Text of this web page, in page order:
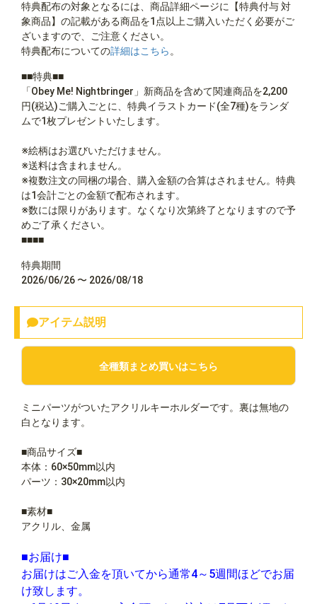
特典配布の対象となるには、商品詳細ページに【特典付与 対
象商品】の記載がある商品を1点以上ご購入いただく必要がご
ざいますので、ご注意ください。
特典配布についての詳細はこちら 。
■■特典■■
「Obey Me! Nightbringer」新商品を含めて関連商品を2,200
円(税込)ご購入ごとに、特典イラストカード(全7種)をランダ
ムで1枚プレゼントいたします。
※絵柄はお選びいただけません。
※送料は含まれません。
※複数注文の同梱の場合、購入金額の合算はされません。特典
は1会計ごとの金額で配布されます。
※数には限りがあります。なくなり次第終了となりますので予
めご了承ください。
■■■■
特典期間
2026/06/26 〜 2026/08/18
アイテム説明
全種類まとめ買いはこちら
ミニパーツがついたアクリルキーホルダーです。裏は無地の
白となります。
■商品サイズ■
本体：60×50mm以内
パーツ：30×20mm以内
■素材■
アクリル、金属
■お届け■
お届けはご入金を頂いてから通常4～5週間ほどでお届
け致します。